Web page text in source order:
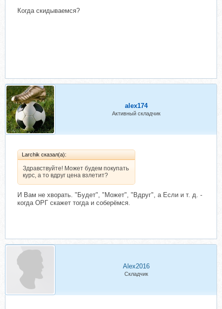
Когда скидываемся?
alex174
Активный складчик
Larchik сказал(а):
Здравствуйте! Может будем покупать
курс, а то вдруг цена взлетит?
И Вам не хворать. "Будет", "Может", "Вдруг", а Если и т. д. -
когда ОРГ скажет тогда и соберёмся.
Alex2016
Складчик